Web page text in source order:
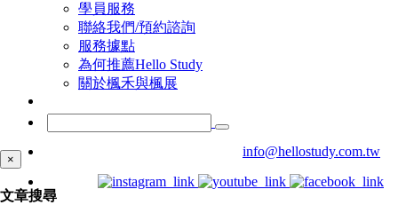
學員服務
聯絡我們/預約諮詢
服務據點
為何推薦Hello Study
關於楓禾與楓展
info@hellostudy.com.tw
×
文章搜尋